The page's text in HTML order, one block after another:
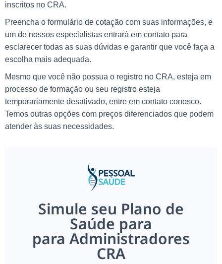
inscritos no CRA.
Preencha o formulário de cotação com suas informações, e
um de nossos especialistas entrará em contato para
esclarecer todas as suas dúvidas e garantir que você faça a
escolha mais adequada.
Mesmo que você não possua o registro no CRA, esteja em
processo de formação ou seu registro esteja
temporariamente desativado, entre em contato conosco.
Temos outras opções com preços diferenciados que podem
atender às suas necessidades.
Simule seu Plano de
Saúde para
para Administradores
CRA